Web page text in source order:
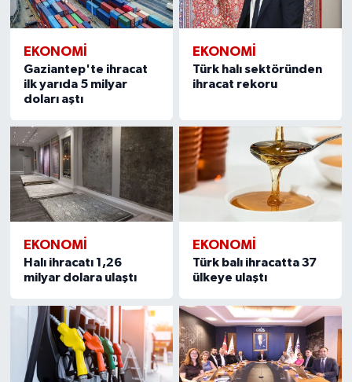
EKONOMI
Gaziantep'te ihracat
ilk yarıda 5 milyar
doları aştı
EKONOMI
Türk halı sektöründen
ihracat rekoru
EKONOMI
Halı ihracatı 1,26
milyar dolara ulaştı
EKONOMI
Türk balı ihracatta 37
ülkeye ulaştı